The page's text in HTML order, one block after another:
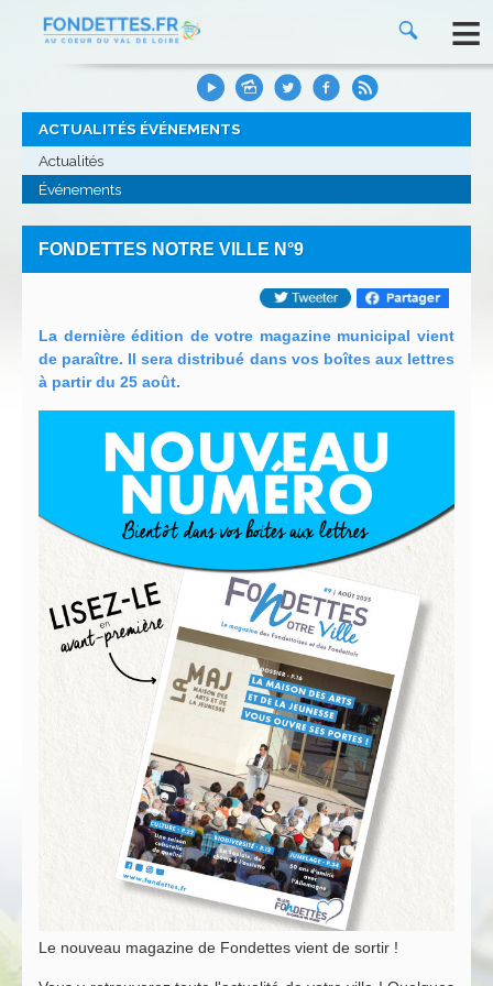
≡
ACTUALITÉS ÉVÉNEMENTS
Actualités
Événements
FONDETTES NOTRE VILLE N°9
La dernière édition de votre magazine municipal vient
de paraître. Il sera distribué dans vos boîtes aux lettres
à partir du 25 août.
Le nouveau magazine de Fondettes vient de sortir !